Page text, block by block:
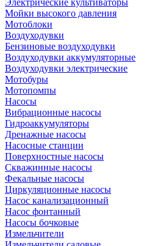
Электрические культиваторы
Мойки высокого давления
Мотоблоки
Воздуходувки
Бензиновые воздуходувки
Воздуходувки аккумуляторные
Воздуходувки электрические
Мотобуры
Мотопомпы
Насосы
Вибрационные насосы
Гидроаккумуляторы
Дренажные насосы
Насосные станции
Поверхностные насосы
Скважинные насосы
Фекальные насосы
Циркуляционные насосы
Насос канализационный
Насос фонтанный
Насосы бочковые
Измельчители